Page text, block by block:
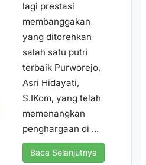
lagi prestasi
membanggakan
yang ditorehkan
salah satu putri
terbaik Purworejo,
Asri Hidayati,
S.IKom, yang telah
memenangkan
penghargaan di ...
Baca Selanjutnya